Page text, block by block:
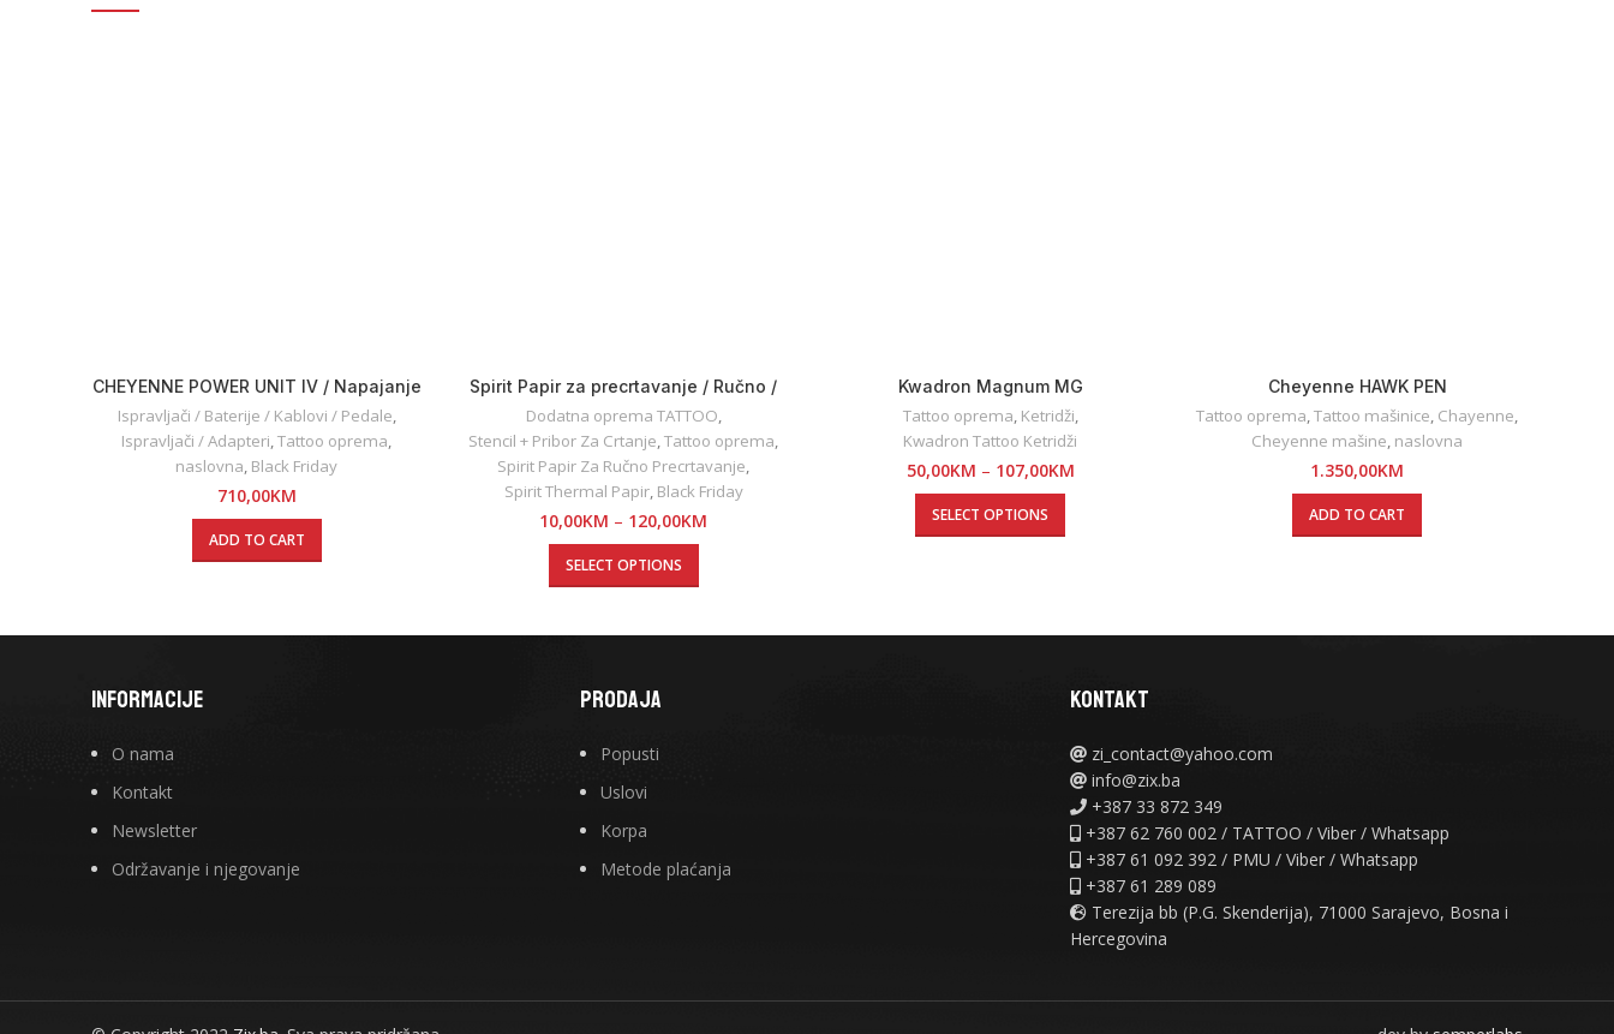
CHEYENNE POWER UNIT IV / Napajanje
Ispravljači / Baterije / Kablovi / Pedale,
Ispravljači / Adapteri,Tattoo oprema,
naslovna, Black Friday
710,00KM
ADD TO CART
Spirit Papir za precrtavanje / Ručno /
Termalno
Dodatna oprema TATTOO,
Stencil + Pribor Za Crtanje,Tattoo oprema,
Spirit Papir Za Ručno Precrtavanje,
Spirit Thermal Papir, Black Friday
10,00KM – 120,00KM
SELECT OPTIONS
Kwadron Magnum MG
Tattoo oprema, Ketridži,
Kwadron Tattoo Ketridži
50,00KM – 107,00KM
SELECT OPTIONS
Cheyenne HAWK PEN
Tattoo oprema,Tattoo mašinice, Chayenne,
Cheyenne mašine, naslovna
1.350,00KM
ADD TO CART
INFORMACIJE
O nama
Kontakt
Newsletter
Održavanje i njegovanje
PRODAJA
Popusti
Uslovi
Korpa
Metode plaćanja
KONTAKT
zi_contact@yahoo.com
info@zix.ba
+387 33 872 349
+387 62 760 002 / TATTOO / Viber / Whatsapp
+387 61 092 392 / PMU / Viber / Whatsapp
+387 61 289 089
Terezija bb (P.G. Skenderija), 71000 Sarajevo, Bosna i
Hercegovina